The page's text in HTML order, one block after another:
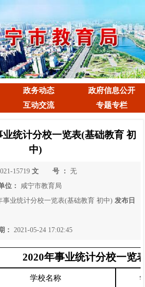
政务动态
政府信息公开
互动交流 专题专栏
业统计分校一览表(基础教育 初
中)
15719 文 号 ：
无
位：
咸宁市教育局
事业统计分校一览表(基础教育 初中) 发布日
： 2021-05-24 17:02:45
2020年事业统计分校一览
学校名称